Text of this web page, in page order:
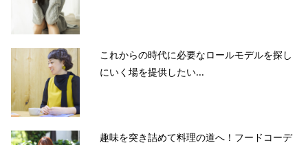
これからの時代に必要なロールモデルを探し
にいく場を提供したい...
趣味を突き詰めて料理の道へ！フードコーデ